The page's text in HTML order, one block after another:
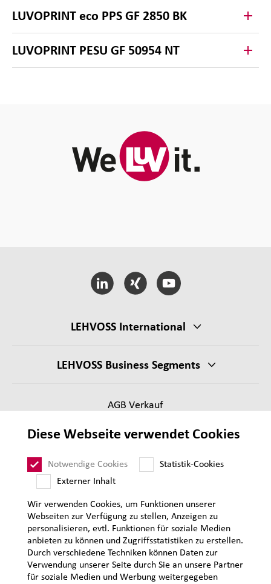
LUVOPRINT eco PPS GF 2850 BK
LUVOPRINT PESU GF 50954 NT
LEHVOSS International
LEHVOSS Business Segments
AGB Verkauf
Impressum
Datenschutz
Diese Webseite verwendet Cookies
Notwendige Cookies
Statistik-Cookies
Externer Inhalt
Wir verwenden Cookies, um Funktionen unserer
Webseiten zur Verfügung zu stellen, Anzeigen zu
personalisieren, evtl. Funktionen für soziale Medien
anbieten zu können und Zugriffsstatistiken zu erstellen.
Durch verschiedene Techniken können Daten zur
Verwendung unserer Seite durch Sie an unsere Partner
für soziale Medien und Werbung weitergegeben